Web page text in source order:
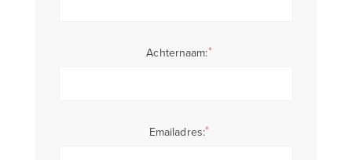
Achternaam:*
Emailadres:*